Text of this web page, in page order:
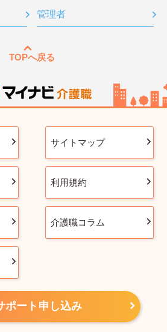
管理者
TOPへ戻る
サイトマップ
利用規約
介護職コラム
ポート申し込み